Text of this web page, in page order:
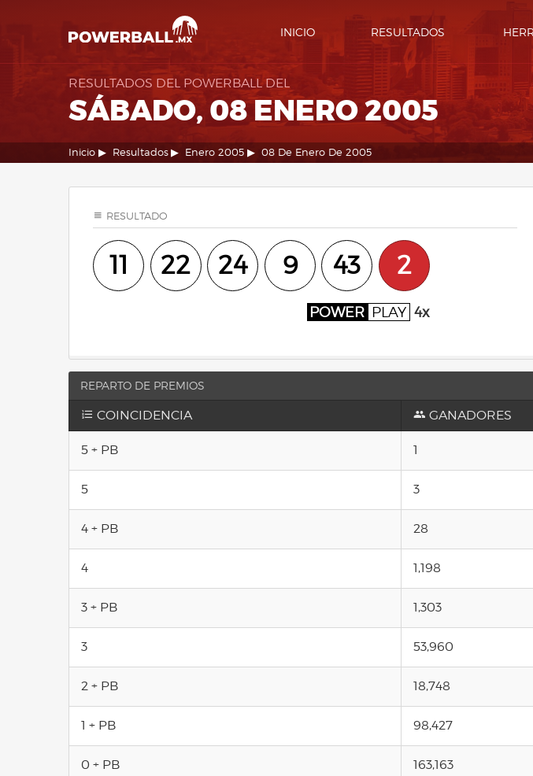
INICIO RESULTADOS
RESULTADOS DEL POWERBALL DEL
SÁBADO, 08 ENERO 2005
Inicio Resultados Enero 2005 08 De Enero De 2005
RESULTADO
11 22 24 9 43 2
POWER PLAY 4x
REPARTO DE PREMIOS
COINCIDENCIA GANADORES
5 + PB 1
5 3
4 + PB 28
4 1,198
3 + PB 1,303
3 53,960
2 + PB 18,748
1 + PB 98,427
0 + PB 163,163